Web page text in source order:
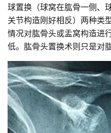
球置换（球窝在肱骨一侧、
关节构造刚好相反）两种类
情况对肱骨头或盂窝构造进
低。肱骨头置换术则只是对